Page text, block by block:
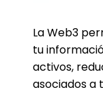
La Web3
tu
activos,
asociados a